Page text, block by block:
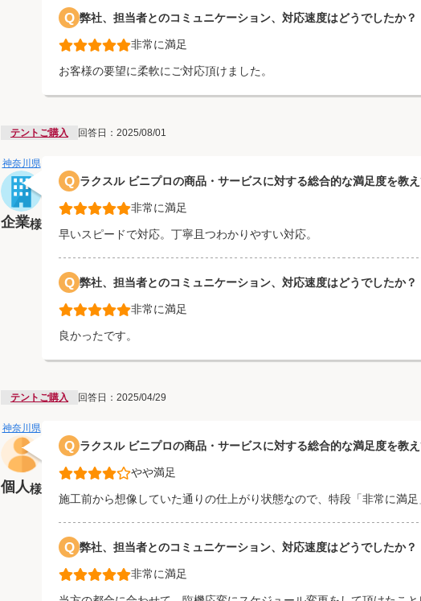
Q 弊社、担当者とのコミュニケーション、対応速度はどうでしたか？
非常に満足
お客様の要望に柔軟にご対応頂けました。
テントご購入 回答日：2025/08/01
神奈川県
企業様
Q ラクスル ビニプロの商品・サービスに対する総合的な満足度を教え
非常に満足
早いスピードで対応。丁寧且つわかりやすい対応。
Q 弊社、担当者とのコミュニケーション、対応速度はどうでしたか？
非常に満足
良かったです。
テントご購入 回答日：2025/04/29
神奈川県
個人様
Q ラクスル ビニプロの商品・サービスに対する総合的な満足度を教え
やや満足
施工前から想像していた通りの仕上がり状態なので、特段「非常に満足
Q 弊社、担当者とのコミュニケーション、対応速度はどうでしたか？
非常に満足